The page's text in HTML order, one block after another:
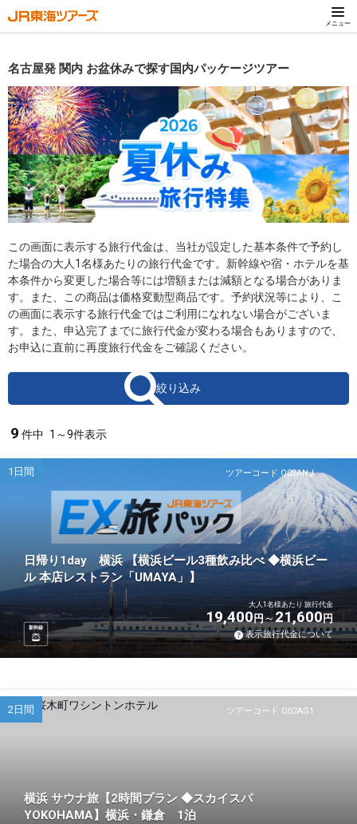
メニュー
名古屋発 関内 お盆休みで探す国内パッケージツアー
この画面に表示する旅行代金は、当社が設定した基本条件で予約し
た場合の大人1名様あたりの旅行代金です。新幹線や宿・ホテルを基
本条件から変更した場合等には増額または減額となる場合がありま
す。また、この商品は価格変動型商品です。予約状況等により、こ
の画面に表示する旅行代金ではご利用になれない場合がございま
す。また、申込完了までに旅行代金が変わる場合もありますので、
お申込に直前に再度旅行代金をご確認ください。
絞り込み
9 件中 1～9件表示
ツアーコード Q02ANJ
1日間
日帰り1day 横浜 【横浜ビール3種飲み比べ ◆横浜ビー
ル 本店レストラン「UMAYA」】
新幹線
大人1名様あたり 旅行代金
19,400円 21,600円
表示旅行代金について
ツアーコード Q02AG1
2日間
横浜 サウナ旅【2時間プラン ◆スカイスパ
YOKOHAMA】横浜・鎌倉 1泊